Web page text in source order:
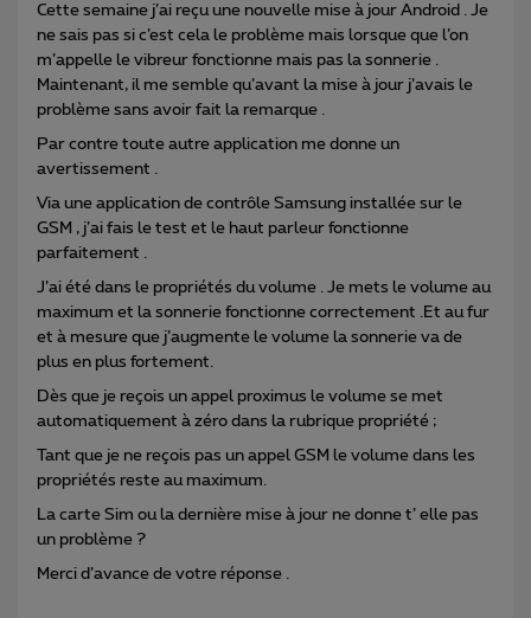
Cette semaine j’ai reçu une nouvelle mise à jour Android . Je
ne sais pas si c’est cela le problème mais lorsque que l’on
m’appelle le vibreur fonctionne mais pas la sonnerie .
Maintenant, il me semble qu’avant la mise à jour j’avais le
problème sans avoir fait la remarque .
Par contre toute autre application me donne un
avertissement .
Via une application de contrôle Samsung installée sur le
GSM , j’ai fais le test et le haut parleur fonctionne
parfaitement .
J’ai été dans le propriétés du volume . Je mets le volume au
maximum et la sonnerie fonctionne correctement .Et au fur
et à mesure que j’augmente le volume la sonnerie va de
plus en plus fortement.
Dès que je reçois un appel proximus le volume se met
automatiquement à zéro dans la rubrique propriété ;
Tant que je ne reçois pas un appel GSM le volume dans les
propriétés reste au maximum.
La carte Sim ou la dernière mise à jour ne donne t’ elle pas
un problème ?
Merci d’avance de votre réponse .